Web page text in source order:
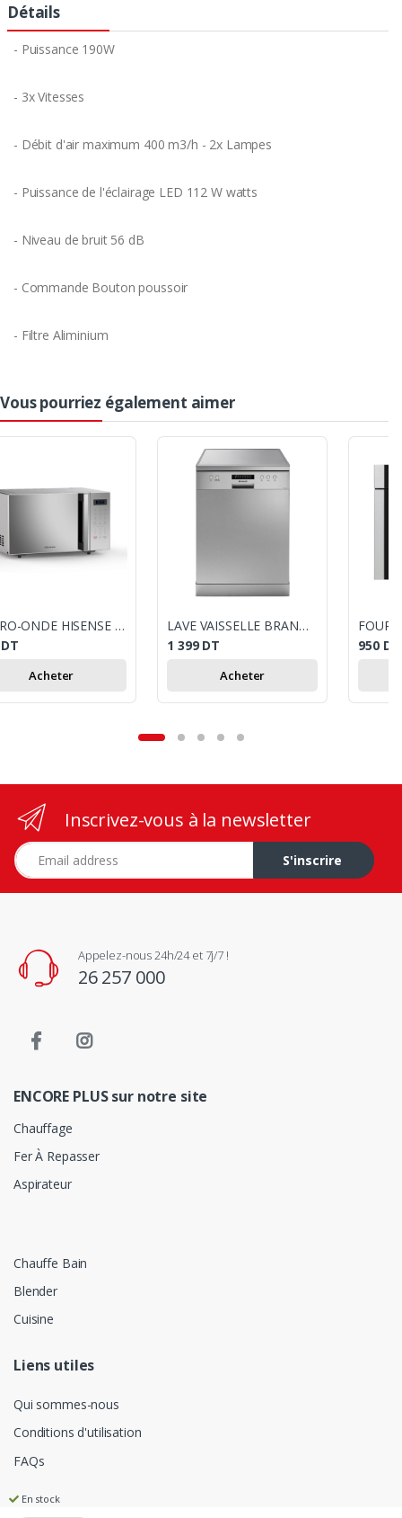
Détails
- Puissance 190W
- 3x Vitesses
- Débit d'air maximum 400 m3/h - 2x Lampes
- Puissance de l'éclairage LED 112 W watts
- Niveau de bruit 56 dB
- Commande Bouton poussoir
- Filtre Aliminium
En stock
Vous pourriez également aimer
MICRO-ONDE HISENSE 23 LITRES - SILVER
DT
Acheter
LAVE VAISSELLE BRANDT LVC137S /13 COUVERTS / SILVER
1 399 DT
Acheter
950 DT
Inscrivez-vous à la newsletter
Adresse e-mail
S'inscrire
Appelez-nous 24h/24 et 7j/7 !
26 257 000
ENCORE PLUS sur notre site
Chauffage
Fer À Repasser
Aspirateur
Chauffe Bain
Blender
Cuisine
Liens utiles
Qui sommes-nous
Conditions d'utilisation
FAQs